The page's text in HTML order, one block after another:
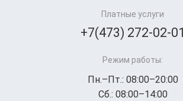
Платные услуги
+7(473) 272-02-01
Режим работы:
Пн.–Пт.: 08:00–20:00
Сб.: 08:00–14:00